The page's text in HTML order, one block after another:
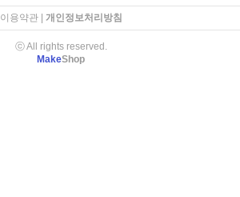
이용약관| 개인정보처리방침
ⓒ All rights reserved.
MakeShop